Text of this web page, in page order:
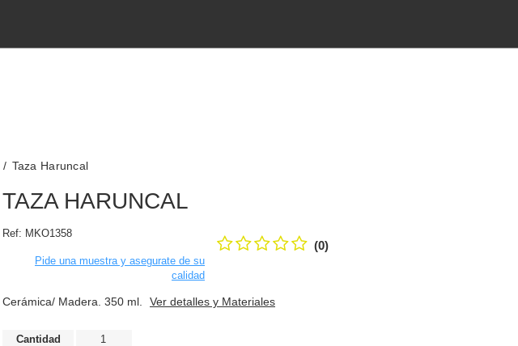
Taza Haruncal
TAZA HARUNCAL
Ref: MKO1358
(0)
Pide una muestra y asegurate de su
calidad
Cerámica/ Madera. 350 ml. Ver detalles y Materiales
Cantidad
1